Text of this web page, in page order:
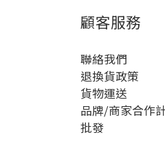
顧客服務
聯絡我們
退換貨政策
貨物運送
品牌/商家合作
批發